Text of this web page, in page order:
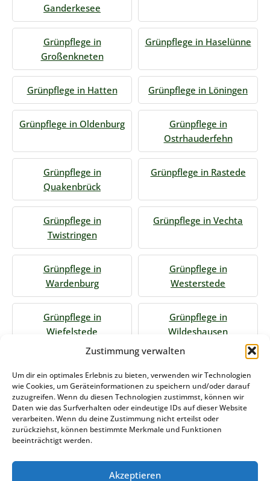
Zustimmung verwalten
Um dir ein optimales Erlebnis zu bieten, verwenden wir Technologien
wie Cookies, um Geräteinformationen zu speichern und/oder darauf
zuzugreifen. Wenn du diesen Technologien zustimmst, können wir
Daten wie das Surfverhalten oder eindeutige IDs auf dieser Website
verarbeiten. Wenn du deine Zustimmung nicht erteilst oder
zurückziehst, können bestimmte Merkmale und Funktionen
beeinträchtigt werden.
Akzeptieren
Ganderkesee
Grünpflege in
Großenkneten
Grünpflege in Haselünne
Grünpflege in Hatten Grünpflege in Löningen
Grünpflege in Oldenburg
Grünpflege in
Ostrhauderfehn
Grünpflege in
Quakenbrück
Grünpflege in Rastede
Grünpflege in
Twistringen
Grünpflege in Vechta
Grünpflege in
Wardenburg
Grünpflege in
Westerstede
Grünpflege in
Wiefelstede
Grünpflege in
Wildeshausen
Jetzt Anfrage stellen
Zum Formular
Das könnte Sie auch interessieren
Winterdienst Nordrhein-Westfalen